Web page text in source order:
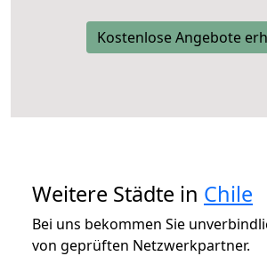
Kostenlose Angebote
Weitere Städte in Chile
Bei uns bekommen Sie
von geprüften Netzwerkpartner.